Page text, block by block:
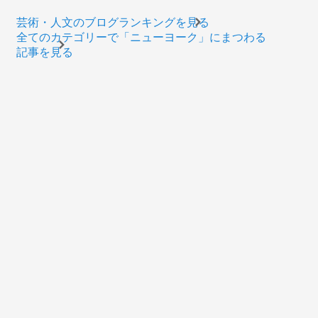
芸術・人文のブログランキングを見る
全てのカテゴリーで「ニューヨーク」にまつわる
記事を見る